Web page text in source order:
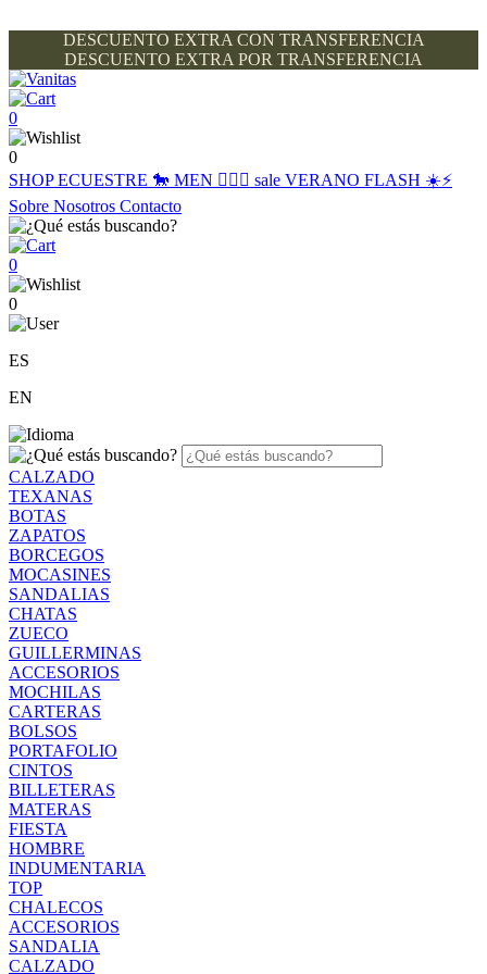
DESCUENTO EXTRA CON TRANSFERENCIA
DESCUENTO EXTRA POR TRANSFERENCIA
0
0
SHOPECUESTRE 🐎 MEN 🙋🏽‍♂️ sale VERANO FLASH ☀️⚡️
Sobre Nosotros Contacto
0
0
ES
EN
CALZADO
TEXANAS
BOTAS
ZAPATOS
BORCEGOS
MOCASINES
SANDALIAS
CHATAS
ZUECO
GUILLERMINAS
ACCESORIOS
MOCHILAS
CARTERAS
BOLSOS
PORTAFOLIO
CINTOS
BILLETERAS
MATERAS
FIESTA
HOMBRE
INDUMENTARIA
TOP
CHALECOS
ACCESORIOS
SANDALIA
CALZADO